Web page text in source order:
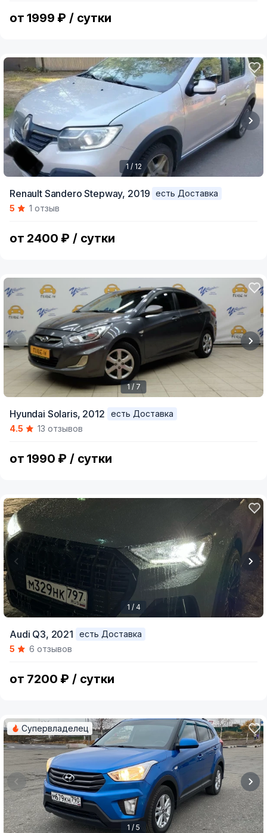
от 1999 ₽ / сутки
of
1 / 12
Renault Sandero Stepway, 2019
есть Доставка
5
1 отзыв
от 2400 ₽ / сутки
of
1 / 7
Hyundai Solaris, 2012
есть Доставка
4.5
13 отзывов
от 1990 ₽ / сутки
of
1 / 4
Audi Q3, 2021
есть Доставка
5
6 отзывов
от 7200 ₽ / сутки
Супервладелец
1 / 5